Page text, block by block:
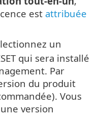
est attribuée
un
qui sera installé
Par
du produit
Vous
version